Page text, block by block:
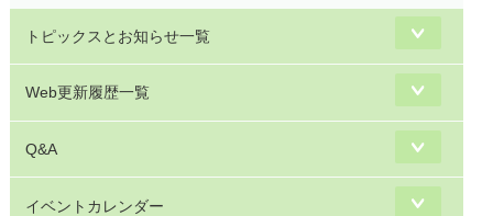
トピックスとお知らせ一覧
Web更新履歴一覧
Q&A
イベントカレンダー